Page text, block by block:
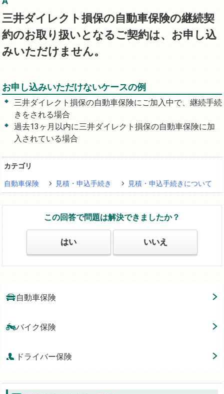
三井ダイレクト損保の自動車保険の継続契
約のお取り扱いとなるご契約は、お申し込
みいただけません。
お申し込みいただけないケースの例
三井ダイレクト損保の自動車保険にご加入中で、継続手続
きをされる場合
過去13ヶ月以内に三井ダイレクト損保の自動車保険に加
入されている場合
カテゴリ
自動車保険 見積・申込手続き 見積・申込手続きについて
この回答で問題は解決できましたか？
はい いいえ
自動車保険
バイク保険
ドライバー保険